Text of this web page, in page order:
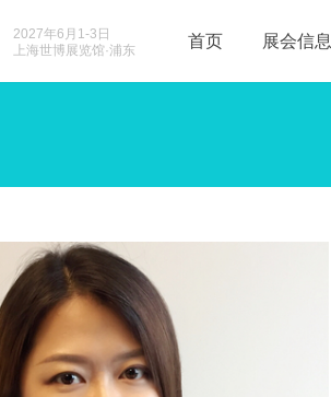
2027年6月1-3日
上海世博展览馆·浦东
首页 展会信息